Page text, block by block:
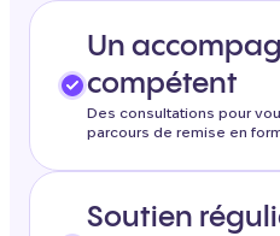
Un
compétent
Des consultations pour
parcours de remise en
Soutien